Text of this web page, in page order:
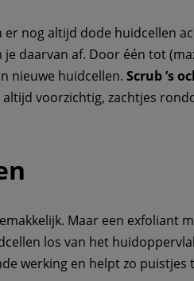
nog altijd dode huidcellen
je daarvan af. Door één tot
nieuwe huidcellen. Scrub ’s
altijd voorzichtig, zachtjes
Maar een exfoliant
los van het
werking en helpt zo puistjes